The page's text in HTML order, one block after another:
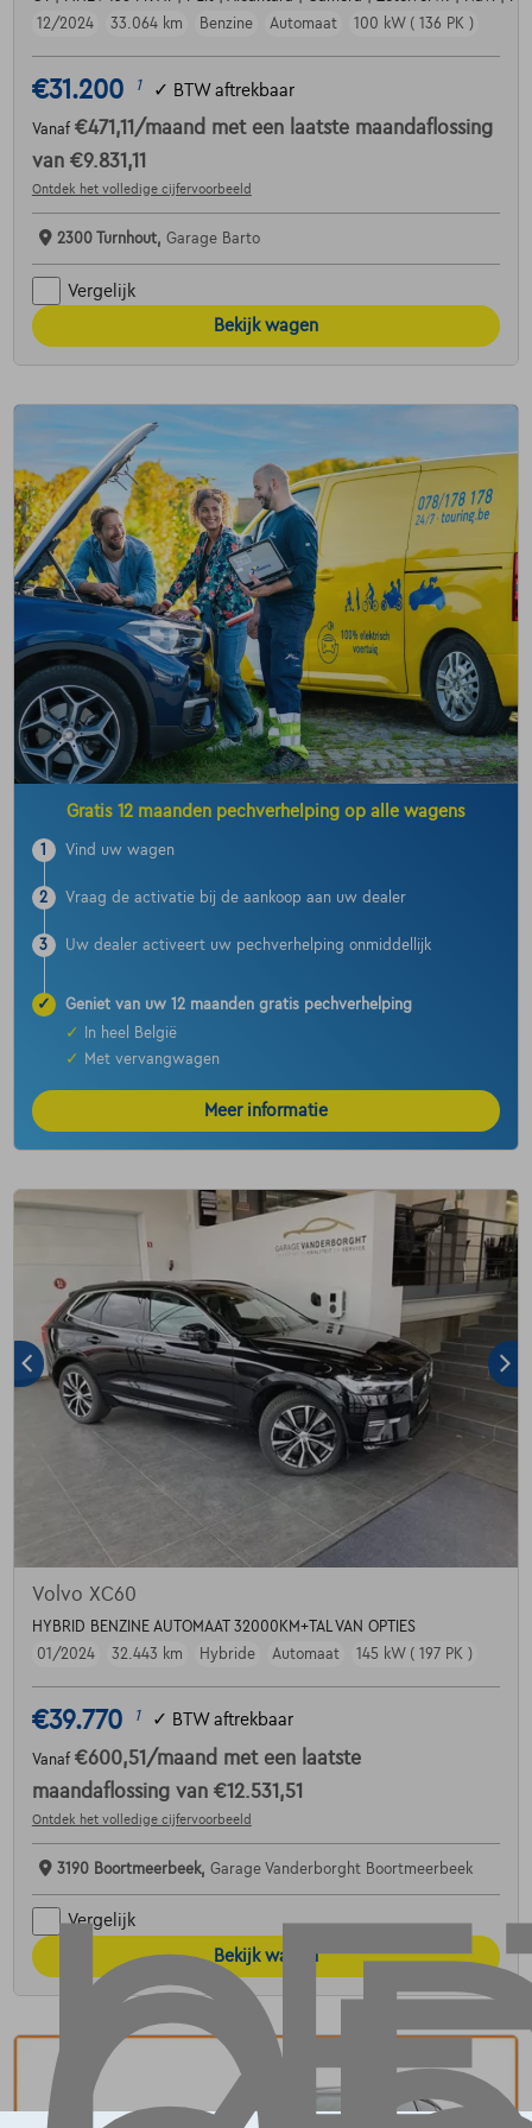
12/2024
33.064 km Benzine Automaat 100 kW ( 136 PK )
€31.200 1 ✓ BTW aftrekbaar
Vanaf €471,11 /maand met een laatste maandaflossing
van €9.831,11
Ontdek het volledige cijfervoorbeeld
2300 Turnhout, Garage Barto
Vergelijk
Bekijk wagen
Gratis 12 maanden pechverhelping op alle wagens
1 Vind uw wagen
2 Vraag de activatie bij de aankoop aan uw dealer
3 Uw dealer activeert uw pechverhelping onmiddellijk
✓
Geniet van uw 12 maanden gratis pechverhelping
✓
In heel België
✓
Met vervangwagen
Meer informatie
Volvo XC60
HYBRID BENZINE AUTOMAAT 32000KM+TAL VAN OPTIES
01/2024
32.443 km Hybride Automaat 145 kW ( 197 PK )
€39.770 1 ✓ BTW aftrekbaar
Vanaf €600,51 /maand met een laatste
maandaflossing van €12.531,51
Ontdek het volledige cijfervoorbeeld
3190 Boortmeerbeek, Garage Vanderborght Boortmeerbeek
Vergelijk
Bekijk wagen